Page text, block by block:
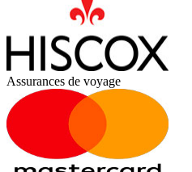
Assurances de voyage